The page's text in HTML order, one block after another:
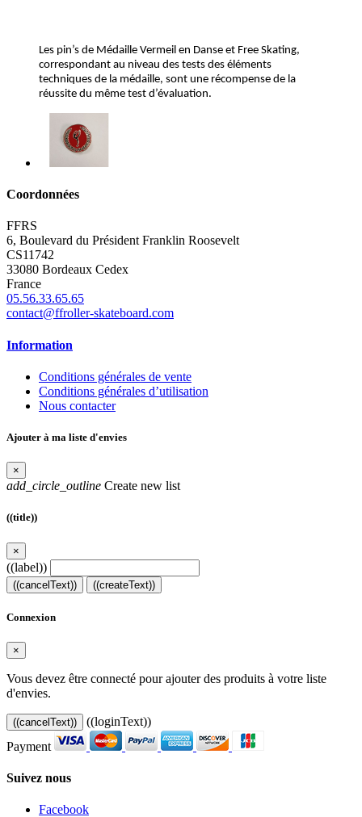
Les pin’s de Médaille Vermeil en Danse et Free Skating,
correspondant au niveau des tests des éléments
techniques de la médaille, sont une récompense de la
réussite du même test d’évaluation.
Coordonnées
FFRS
6, Boulevard du Président Franklin Roosevelt
CS11742
33080 Bordeaux Cedex
France
05.56.33.65.65
contact@ffroller-skateboard.com
Information
Conditions générales de vente
Conditions générales d’utilisation
Nous contacter
Ajouter à ma liste d'envies
×
add_circle_outline Create new list
((title))
×
((label))
((cancelText)) ((createText))
Connexion
×
Vous devez être connecté pour ajouter des produits à votre liste
d'envies.
((cancelText))
((loginText))
Payment
Suivez nous
Facebook